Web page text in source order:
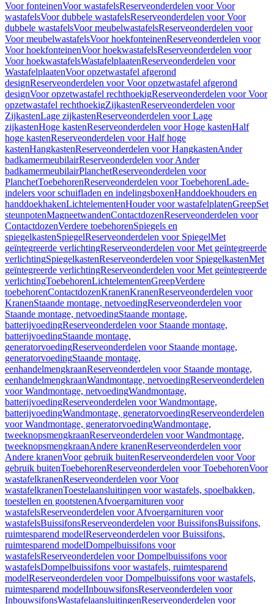
Voor fonteinenVoor wastafelsReserveonderdelen voor Voor
wastafelsVoor dubbele wastafelsReserveonderdelen voor Voor
dubbele wastafelsVoor meubelwastafelsReserveonderdelen voor
Voor meubelwastafelsVoor hoekfonteinenReserveonderdelen voor
Voor hoekfonteinenVoor hoekwastafelsReserveonderdelen voor
Voor hoekwastafelsWastafelplaatenReserveonderdelen voor
WastafelplaatenVoor opzetwastafel afgerond
designReserveonderdelen voor Voor opzetwastafel afgerond
designVoor opzetwastafel rechthoekigReserveonderdelen voor Voor
opzetwastafel rechthoekigZijkastenReserveonderdelen voor
ZijkastenLage zijkastenReserveonderdelen voor Lage
zijkastenHoge kastenReserveonderdelen voor Hoge kastenHalf
hoge kastenReserveonderdelen voor Half hoge
kastenHangkastenReserveonderdelen voor HangkastenAnder
badkamermeubilairReserveonderdelen voor Ander
badkamermeubilairPlanchetReserveonderdelen voor
PlanchetToebehorenReserveonderdelen voor ToebehorenLade-
indelers voor schuifladen en indelingsboxenHanddoekhouders en
handdoekhakenLichtelementenHouder voor wastafelplatenGreepSet
steunpotenMagneetwandenContactdozenReserveonderdelen voor
ContactdozenVerdere toebehorenSpiegels en
spiegelkastenSpiegelReserveonderdelen voor SpiegelMet
geïntegreerde verlichtingReserveonderdelen voor Met geïntegreerde
verlichtingSpiegelkastenReserveonderdelen voor SpiegelkastenMet
geïntegreerde verlichtingReserveonderdelen voor Met geïntegreerde
verlichtingToebehorenLichtelementenGreepVerdere
toebehorenContactdozenKranenKranenReserveonderdelen voor
KranenStaande montage, netvoedingReserveonderdelen voor
Staande montage, netvoedingStaande montage,
batterijvoedingReserveonderdelen voor Staande montage,
batterijvoedingStaande montage,
generatorvoedingReserveonderdelen voor Staande montage,
generatorvoedingStaande montage,
eenhandelmengkraanReserveonderdelen voor Staande montage,
eenhandelmengkraanWandmontage, netvoedingReserveonderdelen
voor Wandmontage, netvoedingWandmontage,
batterijvoedingReserveonderdelen voor Wandmontage,
batterijvoedingWandmontage, generatorvoedingReserveonderdelen
voor Wandmontage, generatorvoedingWandmontage,
tweeknopsmengkraanReserveonderdelen voor Wandmontage,
tweeknopsmengkraanAndere kranenReserveonderdelen voor
Andere kranenVoor gebruik buitenReserveonderdelen voor Voor
gebruik buitenToebehorenReserveonderdelen voor ToebehorenVoor
wastafelkranenReserveonderdelen voor Voor
wastafelkranenToestelaansluitingen voor wastafels, spoelbakken,
toestellen en gootstenenAfvoergarnituren voor
wastafelsReserveonderdelen voor Afvoergarnituren voor
wastafelsBuissifonsReserveonderdelen voor BuissifonsBuissifons,
ruimtesparend modelReserveonderdelen voor Buissifons,
ruimtesparend modelDompelbuissifons voor
wastafelsReserveonderdelen voor Dompelbuissifons voor
wastafelsDompelbuissifons voor wastafels, ruimtesparend
modelReserveonderdelen voor Dompelbuissifons voor wastafels,
ruimtesparend modelInbouwsifonsReserveonderdelen voor
InbouwsifonsWastafelaansluitingenReserveonderdelen voor